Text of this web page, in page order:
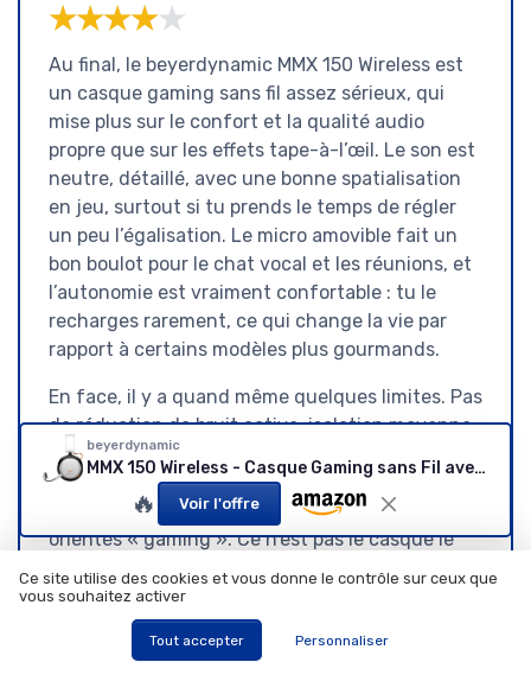
★★★★★
★★★★★
Au final, le beyerdynamic MMX 150 Wireless est
un casque gaming sans fil assez sérieux, qui
mise plus sur le confort et la qualité audio
propre que sur les effets tape-à-l’œil. Le son est
neutre, détaillé, avec une bonne spatialisation
en jeu, surtout si tu prends le temps de régler
un peu l’égalisation. Le micro amovible fait un
bon boulot pour le chat vocal et les réunions, et
l’autonomie est vraiment confortable : tu le
recharges rarement, ce qui change la vie par
rapport à certains modèles plus gourmands.
En face, il y a quand même quelques limites. Pas
de réduction de bruit active, isolation moyenne,
matériaux très plastiques pour le prix, et un
rendu sonore qui peut paraître un peu plat au
premier abord si tu viens de casques très
orientés « gaming ». Ce n’est pas le casque le
plus polyvalent pour la vie nomade, mais plutôt
un bon outil de bureau/salon pour jouer et
bosser dans de bonnes conditions.
beyerdynamic
MMX 150 Wireless - Casque Gaming sans Fil avec Personnalisation du Son Via l'application, Coussinets d'oreille en Velours, autonomie de 50 Heures, Coloris Blanc Arctique
🔥 Voir l'offre
Ce site utilise des cookies et vous donne le contrôle sur ceux que
vous souhaitez activer
Tout accepter Personnaliser